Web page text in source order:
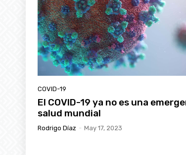
COVID-19
El COVID-19 ya no es una
salud mundial
Rodrigo Díaz - May 17, 2023